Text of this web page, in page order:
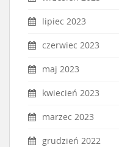
lipiec 2023
czerwiec 2023
maj 2023
kwiecień 2023
marzec 2023
grudzień 2022